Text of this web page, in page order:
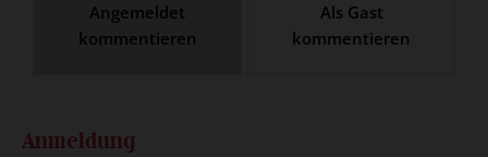
Angemeldet
kommentieren
Als Gast
kommentieren
Anmeldung